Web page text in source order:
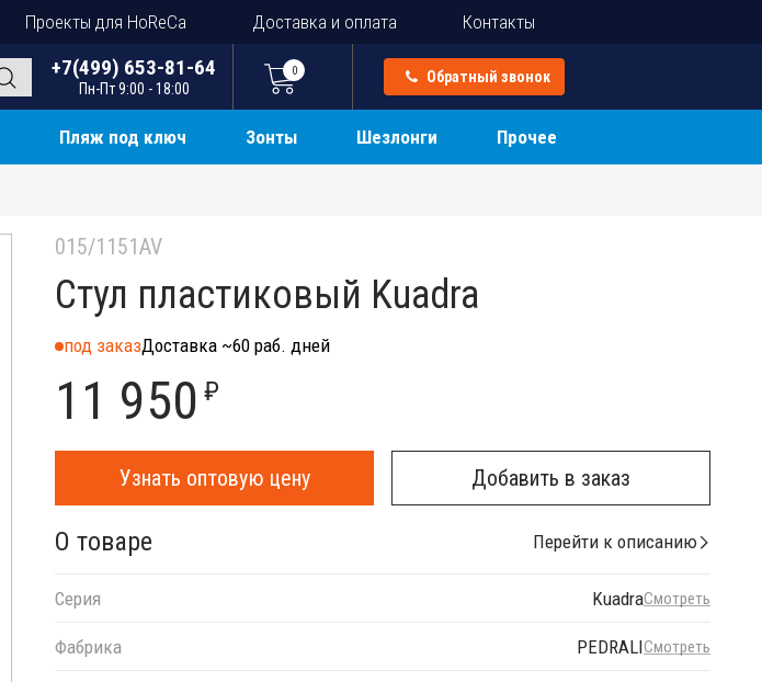
Проекты для HoReCa Доставка и оплата Контакты
+7(499) 653-81-64
Пн-Пт 9:00 - 18:00
0 Обратный звонок
Пляж под ключ Зонты Шезлонги Прочее
015/1151AV
Стул пластиковый Kuadra
под заказДоставка ~60 раб. дней
11 950 ₽
Узнать оптовую цену Добавить в заказ
О товаре Перейти к описанию
Серия KuadraСмотреть
Фабрика PEDRALIСмотреть